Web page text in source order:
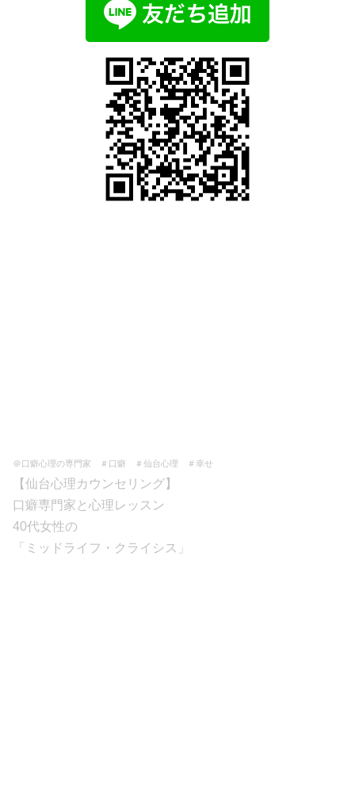
＠口癖心理の専門家 ＃口癖 ＃仙台心理 ＃幸せ
【仙台心理カウンセリング】
口癖専門家と心理レッスン
40代女性の
「ミッドライフ・クライシス」